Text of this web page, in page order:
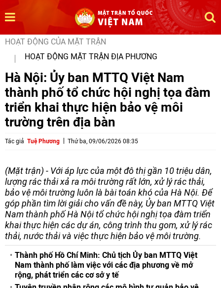
HOẠT ĐỘNG CỦA MẶT TRẬN
HOẠT ĐỘNG MẶT TRẬN ĐỊA PHƯƠNG
Hà Nội: Ủy ban MTTQ Việt Nam
thành phố tổ chức hội nghị tọa đàm
triển khai thực hiện bảo vệ môi
trường trên địa bàn
Tác giả Tuệ Phương Thứ ba, 09/06/2026 08:35
(Mặt trận) - Với áp lực của một đô thị gần 10 triệu dân,
lượng rác thải xả ra môi trường rất lớn, xử lý rác thải,
bảo vệ môi trường luôn là bài toán khó của Hà Nội. Để
góp phần tìm lời giải cho vấn đề này, Ủy ban MTTQ Việt
Nam thành phố Hà Nội tổ chức hội nghị tọa đàm triển
khai thực hiện các dự án, công trình thu gom, xử lý rác
thải, nước thải và việc thực hiện bảo vệ môi trường.
Thành phố Hồ Chí Minh: Chủ tịch Ủy ban MTTQ Việt
Nam thành phố làm việc với các địa phương về mở
rộng, phát triển các cơ sở y tế